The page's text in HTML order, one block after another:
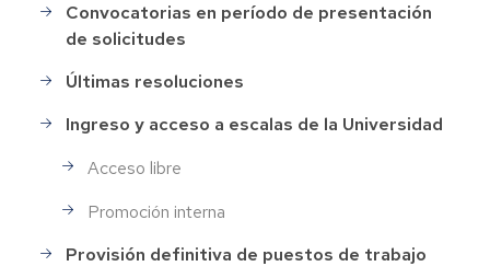
Selección
de
Personal
Convocatorias en período de presentación
de solicitudes
Últimas resoluciones
Ingreso y acceso a escalas de la Universidad
Acceso libre
Promoción interna
Provisión definitiva de puestos de trabajo